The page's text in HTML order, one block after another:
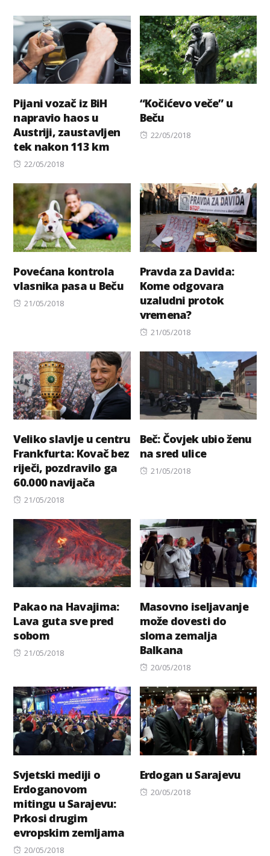
Pijani vozač iz BiH
napravio haos u
Austriji, zaustavljen
tek nakon 113 km
Posted
22/05/2018
“Kočićevo veče” u
Beču
Posted
22/05/2018
Povećana kontrola
vlasnika pasa u Beču
Posted
21/05/2018
Pravda za Davida:
Kome odgovara
uzaludni protok
vremena?
Posted
21/05/2018
Veliko slavlje u centru
Frankfurta: Kovač bez
riječi, pozdravilo ga
60.000 navijača
Posted
21/05/2018
Beč: Čovjek ubio ženu
na sred ulice
Posted
21/05/2018
Pakao na Havajima:
Lava guta sve pred
sobom
Posted
21/05/2018
Masovno iseljavanje
može dovesti do
sloma zemalja
Balkana
Posted
20/05/2018
Svjetski mediji o
Erdoganovom
mitingu u Sarajevu:
Prkosi drugim
evropskim zemljama
Posted
20/05/2018
Erdogan u Sarajevu
Posted
20/05/2018